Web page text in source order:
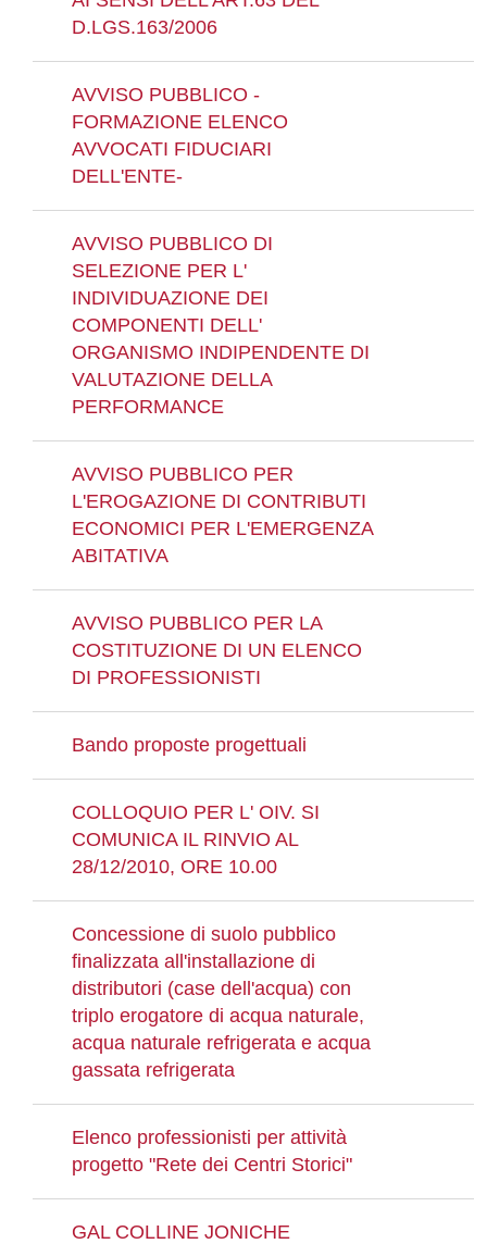
D.LGS.163/2006
AVVISO PUBBLICO -
FORMAZIONE ELENCO
AVVOCATI FIDUCIARI
DELL'ENTE-
AVVISO PUBBLICO DI
SELEZIONE PER L'
INDIVIDUAZIONE DEI
COMPONENTI DELL'
ORGANISMO INDIPENDENTE DI
VALUTAZIONE DELLA
PERFORMANCE
AVVISO PUBBLICO PER
L'EROGAZIONE DI CONTRIBUTI
ECONOMICI PER L'EMERGENZA
ABITATIVA
AVVISO PUBBLICO PER LA
COSTITUZIONE DI UN ELENCO
DI PROFESSIONISTI
Bando proposte progettuali
COLLOQUIO PER L' OIV. SI
COMUNICA IL RINVIO AL
28/12/2010, ORE 10.00
Concessione di suolo pubblico
finalizzata all'installazione di
distributori (case dell'acqua) con
triplo erogatore di acqua naturale,
acqua naturale refrigerata e acqua
gassata refrigerata
Elenco professionisti per attività
progetto "Rete dei Centri Storici"
GAL COLLINE JONICHE